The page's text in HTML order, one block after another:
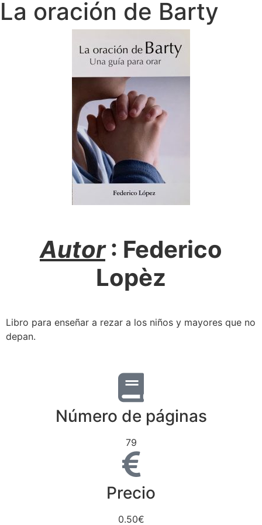
La oración de Barty
Autor: Federico
Lopèz
Libro para enseñar a rezar a los niños y mayores que no
depan.
Número de páginas
79
Precio
0.50€